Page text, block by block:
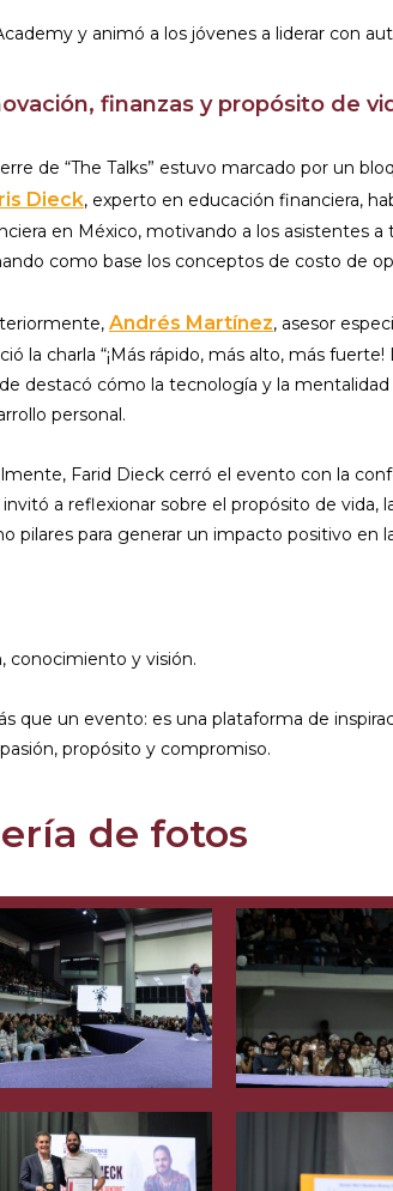
y animó a los jóvenes a liderar con
finanzas y propósito de
de “The Talks” estuvo marcado por un
Dieck, experto en educación financiera,
en México, motivando a los asistentes
como base los conceptos de costo de
Andrés Martínez, asesor
la charla “¡Más rápido, más alto, más
destacó cómo la tecnología y la
personal.
Farid Dieck cerró el evento con la
a reflexionar sobre el propósito de vida,
pilares para generar un impacto positivo en
conocimiento y visión.
un evento: es una plataforma de
propósito y compromiso.
de fotos